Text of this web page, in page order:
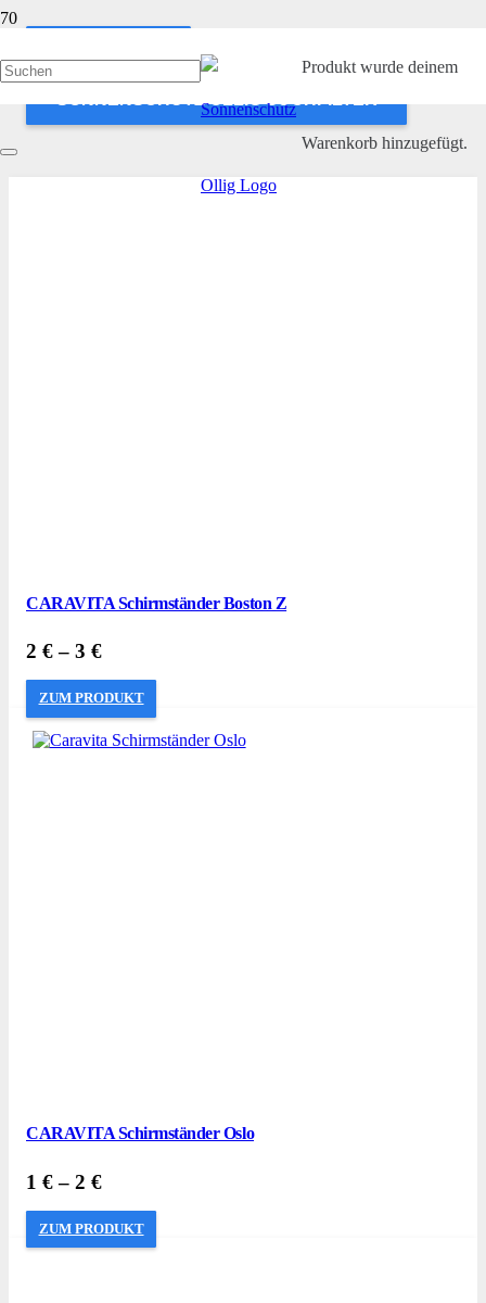
Produktwurde deinem
Warenkorb hinzugefügt.
SONNENSCHUTZ OLLIG SUCHFILTER
CARAVITA Schirmständer Boston Z
2 €– 3 €
ZUM PRODUKT
CARAVITA Schirmständer Oslo
1 €– 2 €
ZUM PRODUKT